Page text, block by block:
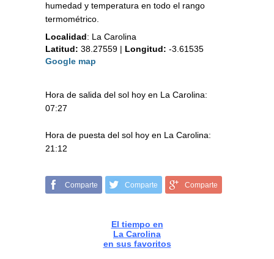
humedad y temperatura en todo el rango
termométrico.
Localidad: La Carolina
Latitud: 38.27559 | Longitud: -3.61535
Google map
Hora de salida del sol hoy en La Carolina:
07:27
Hora de puesta del sol hoy en La Carolina:
21:12
Comparte Comparte Comparte
El tiempo en
La Carolina
en sus favoritos